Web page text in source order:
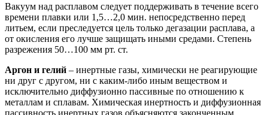
Вакуум над расплавом следует поддерживать в течение всего
времени плавки или 1,5…2,0 мин. непосредственно перед
литьем, если преследуется цель только дегазации расплава, а
от окисления его лучше защищать иными средами. Степень
разрежения 50…100 мм рт. ст.
Аргон и гелий – инертные газы, химически не реагирующие
ни друг с другом, ни с каким-либо иным веществом и
исключительно диффузионно пассивные по отношению к
металлам и сплавам. Химическая инертность и диффузионная
пассивность инертных газов объясняются законченным